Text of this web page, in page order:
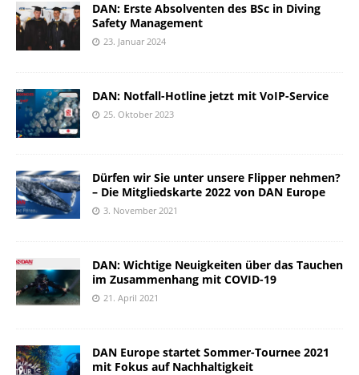
DAN: Erste Absolventen des BSc in Diving
Safety Management
23. Januar 2024
DAN: Notfall-Hotline jetzt mit VoIP-Service
25. Oktober 2023
Dürfen wir Sie unter unsere Flipper nehmen?
– Die Mitgliedskarte 2022 von DAN Europe
3. November 2021
DAN: Wichtige Neuigkeiten über das Tauchen
im Zusammenhang mit COVID-19
21. April 2021
DAN Europe startet Sommer-Tournee 2021
mit Fokus auf Nachhaltigkeit